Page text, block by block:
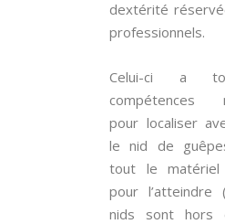
dextérité
professionnels.
Celui-ci a
compétences
pour localiser
le nid de
tout le matériel
pour l’atteindre
nids sont hors